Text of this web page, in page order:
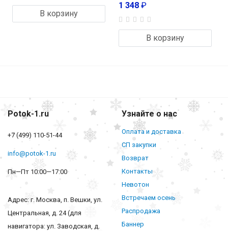
В корзину
1 348 ₽
В корзину
Potok-1.ru
+7 (499) 110-51-44
info@potok-1.ru
Пн—Пт 10:00—17:00
Адрес: г. Москва, п. Вешки, ул.
Центральная, д. 24 (для
навигатора: ул. Заводская, д.
Узнайте о нас
Оплата и доставка
СП закупки
Возврат
Контакты
Невотон
Встречаем осень
Распродажа
Баннер